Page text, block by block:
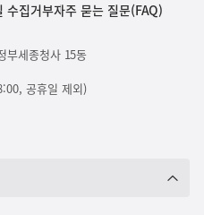
수집거부자주 묻는 질문(FAQ)
부세종청사 15동
공휴일 제외)